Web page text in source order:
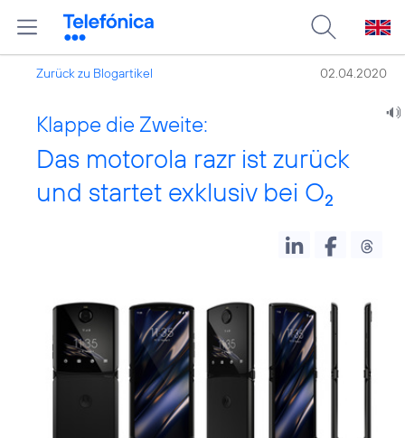
Zurück zu Blogartikel 02.04.2020
Klappe die Zweite:
Das motorola razr ist zurück
und startet exklusiv bei O2